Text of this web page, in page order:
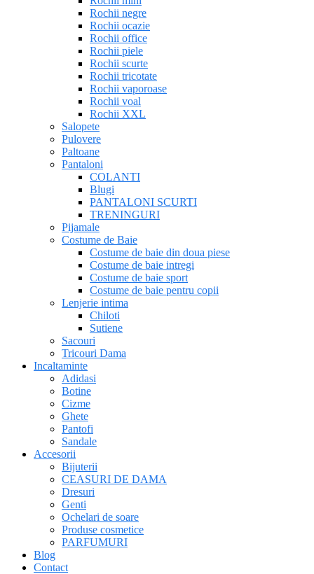
Rochii negre
Rochii ocazie
Rochii office
Rochii piele
Rochii scurte
Rochii tricotate
Rochii vaporoase
Rochii voal
Rochii XXL
Salopete
Pulovere
Paltoane
Pantaloni
COLANTI
Blugi
PANTALONI SCURTI
TRENINGURI
Pijamale
Costume de Baie
Costume de baie din doua piese
Costume de baie intregi
Costume de baie sport
Costume de baie pentru copii
Lenjerie intima
Chiloti
Sutiene
Sacouri
Tricouri Dama
Incaltaminte
Adidasi
Botine
Cizme
Ghete
Pantofi
Sandale
Accesorii
Bijuterii
CEASURI DE DAMA
Dresuri
Genti
Ochelari de soare
Produse cosmetice
PARFUMURI
Blog
Contact